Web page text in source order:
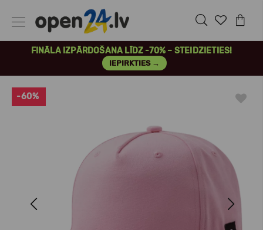
FINĀLA IZPĀRDOŠANA LĪDZ -70% – STEIDZIETIES!
IEPIRKTIES →
Next
-60%